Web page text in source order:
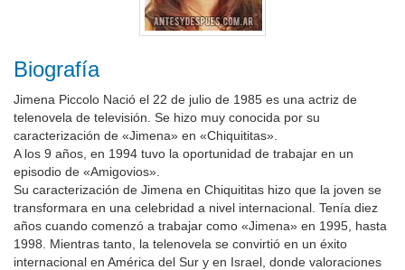
Biografía
Jimena Piccolo Nació el 22 de julio de 1985 es una actriz de
telenovela de televisión. Se hizo muy conocida por su
caracterización de «Jimena» en «Chiquititas».
A los 9 años, en 1994 tuvo la oportunidad de trabajar en un
episodio de «Amigovios».
Su caracterización de Jimena en Chiquititas hizo que la joven se
transformara en una celebridad a nivel internacional. Tenía diez
años cuando comenzó a trabajar como «Jimena» en 1995, hasta
1998. Mientras tanto, la telenovela se convirtió en un éxito
internacional en América del Sur y en Israel, donde valoraciones